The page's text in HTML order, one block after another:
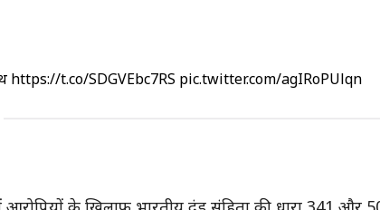
https://t.co/SDGVEbc7RS pic.twitter.com/agIRoPUlqn